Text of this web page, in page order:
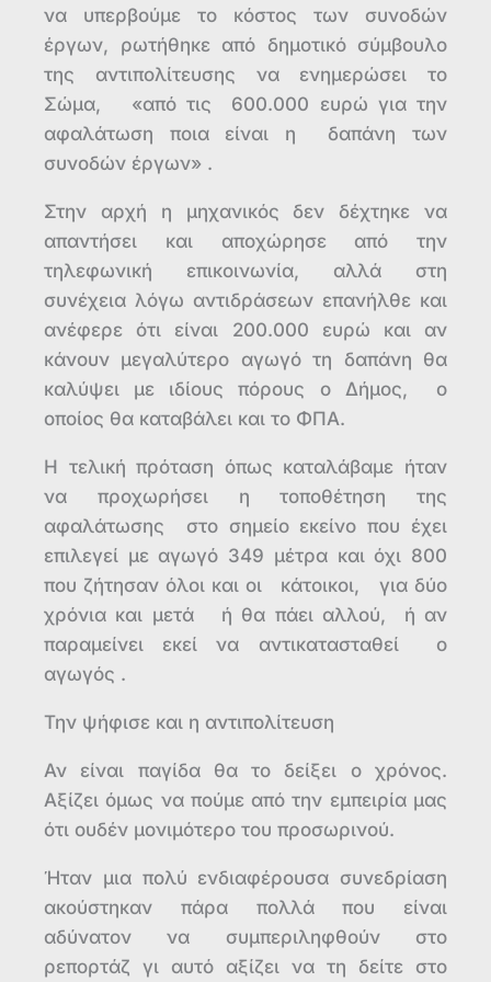
να υπερβούμε το κόστος των συνοδών
έργων, ρωτήθηκε από δημοτικό σύμβουλο
της αντιπολίτευσης να ενημερώσει το
Σώμα, «από τις 600.000 ευρώ για την
αφαλάτωση ποια είναι η δαπάνη των
συνοδών έργων» .
Στην αρχή η μηχανικός δεν δέχτηκε να
απαντήσει και αποχώρησε από την
τηλεφωνική επικοινωνία, αλλά στη
συνέχεια λόγω αντιδράσεων επανήλθε και
ανέφερε ότι είναι 200.000 ευρώ και αν
κάνουν μεγαλύτερο αγωγό τη δαπάνη θα
καλύψει με ιδίους πόρους ο Δήμος, ο
οποίος θα καταβάλει και το ΦΠΑ.
Η τελική πρόταση όπως καταλάβαμε ήταν
να προχωρήσει η τοποθέτηση της
αφαλάτωσης στο σημείο εκείνο που έχει
επιλεγεί με αγωγό 349 μέτρα και όχι 800
που ζήτησαν όλοι και οι κάτοικοι, για δύο
χρόνια και μετά ή θα πάει αλλού, ή αν
παραμείνει εκεί να αντικατασταθεί ο
αγωγός .
Την ψήφισε και η αντιπολίτευση
Αν είναι παγίδα θα το δείξει ο χρόνος.
Αξίζει όμως να πούμε από την εμπειρία μας
ότι ουδέν μονιμότερο του προσωρινού.
Ήταν μια πολύ ενδιαφέρουσα συνεδρίαση
ακούστηκαν πάρα πολλά που είναι
αδύνατον να συμπεριληφθούν στο
ρεπορτάζ γι αυτό αξίζει να τη δείτε στο